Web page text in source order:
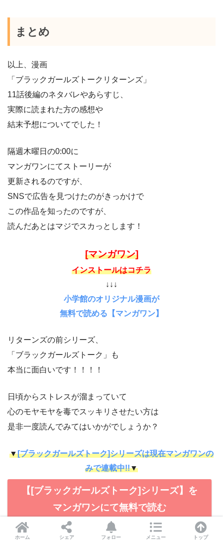
まとめ
以上、漫画
「ブラックガールズトークリターンズ」
11話後編のネタバレやあらすじ、
実際に読まれた方の感想や
結末予想についてでした！
隔週木曜日の0:00に
マンガワンにてストーリーが
更新されるのですが、
SNSで広告を見つけたのがきっかけで
この作品を知ったのですが、
読んだあとはマジでスカっとします！
[マンガワン]
インストールはコチラ
↓↓↓
小学館のオリジナル漫画が
無料で読める【マンガワン】
リターンズの前シリーズ、
「ブラックガールズトーク」も
本当に面白いです！！！！
日頃からストレスが溜まっていて
心のモヤモヤを毒でスッキリさせたい方は
是非一度読んでみてはいかがでしょうか？
▼[ブラックガールズトーク]シリーズは現在マンガワンの
みで連載中!!▼
【[ブラックガールズトーク]シリーズ】を
マンガワンにて無料で読む
【[ブラックガールズトーク]シリーズ】こ
ホーム シェア フォロー メニュー トップ